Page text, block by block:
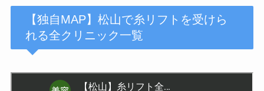
【独自MAP】松山で糸リフトを受けら
れる全クリニック一覧